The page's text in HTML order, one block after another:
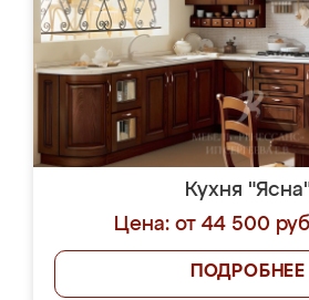
Кухня
Цена: от 44 500
ПОДРОБНЕЕ